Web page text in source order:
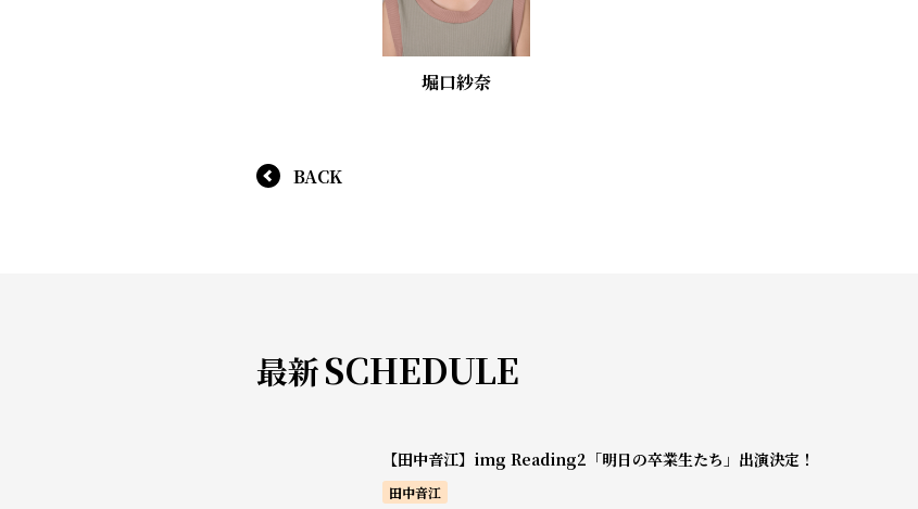
堀口紗奈
BACK
最新SCHEDULE
【田中音江】img Reading2「明日の卒業生たち」出演決定！
田中音江